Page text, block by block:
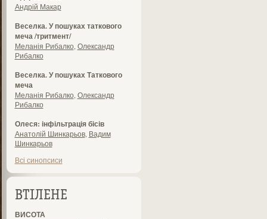
Андрій Макар
Веселка. У пошуках таткового
меча /тритмент/
Меланія Рибалко Олександр
Рибалко
Веселка. У пошуках Таткового
меча
Меланія Рибалко Олександр
Рибалко
Олеся: інфільтрація бісів
Анатолій Шинкарьов, Вадим
Шинкарьов
Всі синопсиси
ВТІЛЕНЕ
ВИСОТА